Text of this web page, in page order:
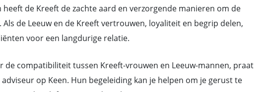
heeft de Kreeft de zachte aard en verzorgende manieren om de
de Leeuw en de Kreeft vertrouwen, loyaliteit en begrip delen,
voor een langdurige relatie.
de compatibiliteit tussen Kreeft-vrouwen en Leeuw-mannen, praat
op Keen. Hun begeleiding kan je helpen om je gerust te